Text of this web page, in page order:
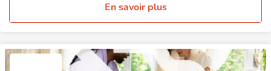
En savoir plus